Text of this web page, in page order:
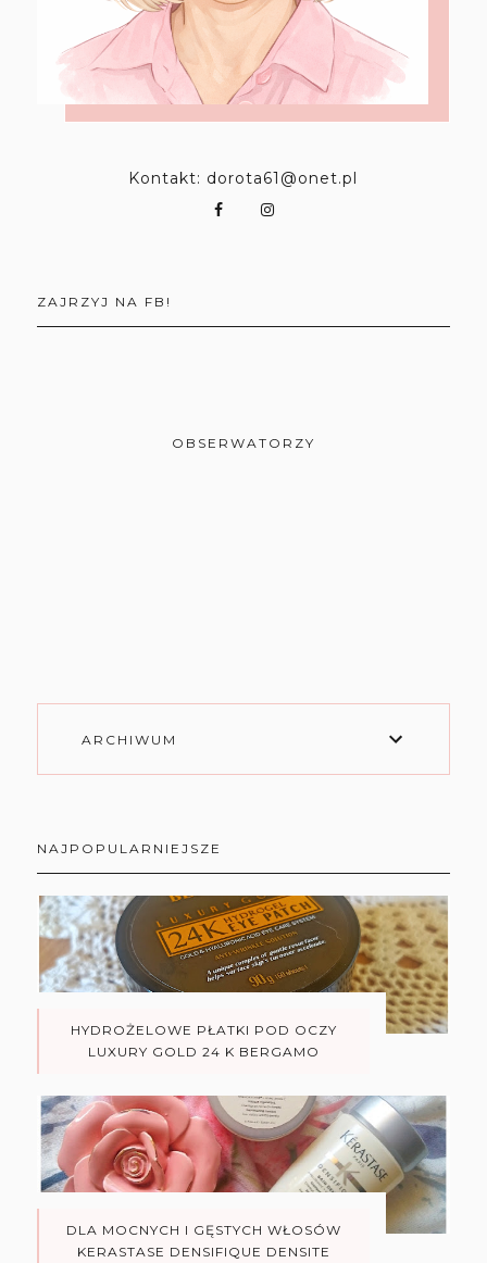
Kontakt: dorota61@onet.pl
ZAJRZYJ NA FB!
OBSERWATORZY
ARCHIWUM
NAJPOPULARNIEJSZE
HYDROŻELOWE PŁATKI POD OCZY
LUXURY GOLD 24 K BERGAMO
DLA MOCNYCH I GĘSTYCH WŁOSÓW
KERASTASE DENSIFIQUE DENSITE